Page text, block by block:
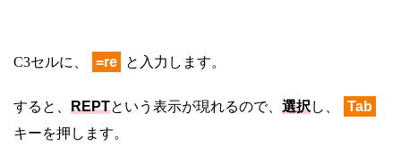
C3セルに、 =re と入力します。
すると、 REPTという表示が現れるので、 選択し、
Tab
キーを押します。